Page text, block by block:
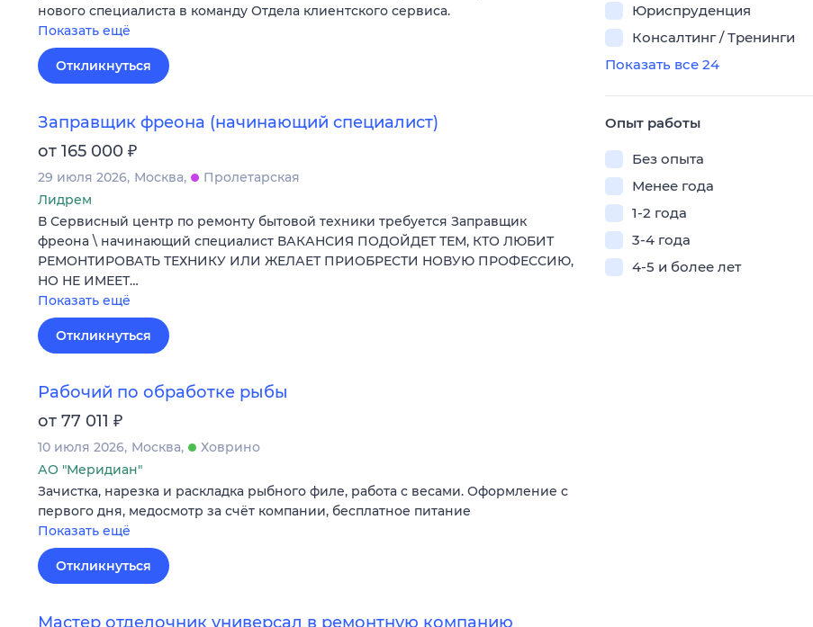
нового специалиста в команду Отдела клиентского сервиса.
Показать ещё
Откликнуться
Заправщик фреона (начинающий специалист)
от 165 000 ₽
29 июля 2026 Москва
Пролетарская
Лидрем
В Сервисный центр по ремонту бытовой техники требуется Заправщик
фреона \ начинающий специалист ВАКАНСИЯ ПОДОЙДЕТ ТЕМ, КТО ЛЮБИТ
РЕМОНТИРОВАТЬ ТЕХНИКУ ИЛИ ЖЕЛАЕТ ПРИОБРЕСТИ НОВУЮ ПРОФЕССИЮ,
НО НЕ ИМЕЕТ…
Показать ещё
Откликнуться
Рабочий по обработке рыбы
от 77 011 ₽
10 июля 2026 Москва
Ховрино
АО "Меридиан"
Зачистка, нарезка и раскладка рыбного филе, работа с весами. Оформление c
первого дня, медосмотр за счёт компании, бесплатное питание
Показать ещё
Откликнуться
Мастер отделочник универсал в ремонтную компанию
Юриспруденция
Консалтинг / Тренинги
Показать все 24
Опыт работы
Без опыта
Менее года
1-2 года
3-4 года
4-5 и более лет